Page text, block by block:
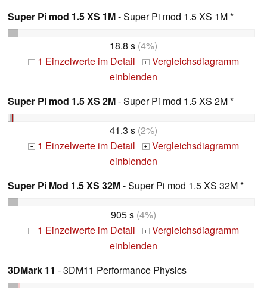
Super Pi mod 1.5 XS 1M- Super Pi mod 1.5 XS 1M *
18.8 s (4%)
+ 1 Einzelwerte im Detail + Vergleichsdiagramm
einblenden
Super Pi mod 1.5 XS 2M- Super Pi mod 1.5 XS 2M *
41.3 s (2%)
+ 1 Einzelwerte im Detail + Vergleichsdiagramm
einblenden
Super Pi Mod 1.5 XS 32M- Super Pi mod 1.5 XS 32M *
905 s (4%)
+ 1 Einzelwerte im Detail + Vergleichsdiagramm
einblenden
3DMark 11 - 3DM11 Performance Physics